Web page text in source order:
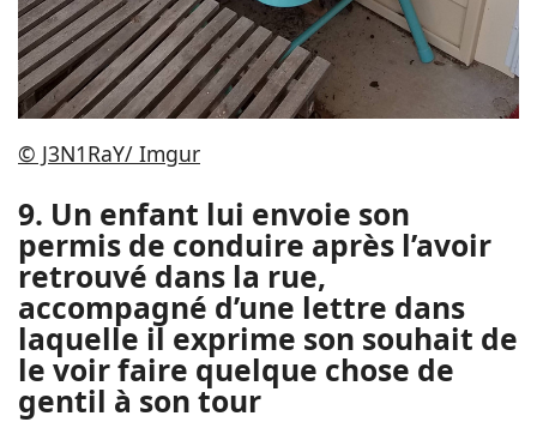
© J3N1RaY/ Imgur
9. Un enfant lui envoie son
permis de conduire après l’avoir
retrouvé dans la rue,
accompagné d’une lettre dans
laquelle il exprime son souhait de
le voir faire quelque chose de
gentil à son tour